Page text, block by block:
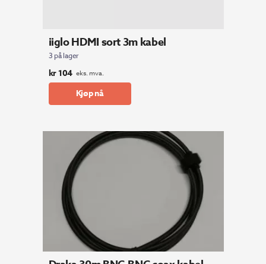
iiglo HDMI sort 3m kabel
3 på lager
kr104 eks. mva.
Kjøp nå